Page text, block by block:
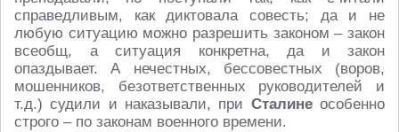
справедливым, как диктовала совесть; да и не
любую ситуацию можно разрешить законом – закон
всеобщ, а ситуация конкретна, да и закон
опаздывает. А нечестных, бессовестных (воров,
мошенников, безответственных руководителей и
т.д.) судили и наказывали, при Сталинеособенно
строго – по законам военного времени.